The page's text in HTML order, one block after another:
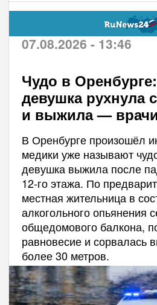
07.08.2026 - 13:46
Чудо в
девушка рухнула
и выжила —
В Оренбурге произошёл
медики уже называют
девушка выжила после
12-го этажа. По
местная жительница в
алкогольного опьянения
общедомового балкона,
равновесие и сорвалась
более 30 метров.